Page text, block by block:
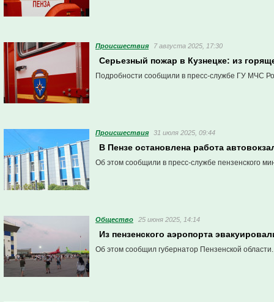
Проиcшествия 7 августа 2025, 17:30
Серьезный пожар в Кузнецке: из
Подробности сообщили в пресс-службе ГУ МЧС
Проиcшествия 31 июля 2025, 09:44
В Пензе остановлена работа
Об этом сообщили в пресс-службе пензенского
Общество 25 июня 2025, 14:14
Из пензенского аэропорта
Об этом сообщил губернатор Пензенской области.